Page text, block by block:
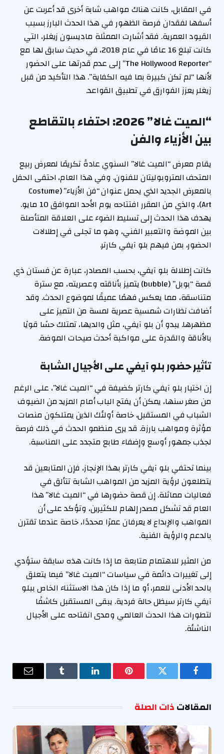
في المقابل، كانت هناك مواهب شابة أخرى قد أعربت عن
أسفها لفقدان فرصة الظهور في هذا الحدث البارز بسبب
القيود العمرية. فقد أشارت الممثلة ماديسون زيغلر، التي
كانت تبلغ 16 عامًا في عام 2018، في حديث سابق لها مع
“The Hollywood Reporter” إلى عدم قدرتها على الحضور
لأنها “لم تكن كبيرة بما فيه الكفاية”. هذا التأكيد من قبل
زيغلر يعزز الفوارق في تطبيق القواعد.
“الميت غالا” 2026: احتفاء بالتقاطع
بين الأزياء والفن
يقام معرض “الميت غالا” السنوي عادةً تكريمًا لمعرض ربيع
المتحف المتروبوليتان للفنون. وفي هذا العام، احتفى الحفل
بالمعرض الجديد الذي يحمل عنوان “فن الأزياء” (Costume
Art)، والذي من المقرر افتتاحه يوم الأحد الموافق 10 مايو.
يهدف هذا الحدث إلى تسليط الضوء على العلاقة المتأصلة
بين الموضة والتعبير الفني، وهو ما تجلى في إطلالات
الحضور، بمن فيهم بلو آيفي كارتر.
كانت إطلالة بلو آيفي، بحسب المصادر، عبارة عن فستان ذي
قصة “بوبل” (bubble) يتميز بأناقته وعصريته، مع سترة
متناسقة، مما يعكس فهمًا عميقًا لموضوع الحدث. وقد
أضافت نظارات شمسية عصرية لمسة من التميز على
مظهرها. يبدو أن بلو آيفي، مثل والديها، تمتلك حسًا قويًا
بالأناقة والقدرة على مواكبة أحدث صيحات الموضة.
تأثير حضور بلو آيفي على الأجيال الشابة
إن اختيار بلو آيفي كارتر كضيفة في “الميت غالا”، على الرغم
من صغر سنها، يمكن أن يفتح الباب أمام المزيد من الضيوف
الشباب في المستقبل، خاصة أولئك الذين يمتلكون منصات
مؤثرة ومواهب بارزة. قد يرى منظمو الحدث في ذلك فرصة
لجذب جمهور أوسع وإضفاء طابع متجدد على المناسبة.
بينما تحتفي بلو آيفي كارتر بهذا الإنجاز، فإن المتابعين قد
يتطلعون لرؤية المزيد من المواهب الشابة تتألق في
فعاليات مماثلة. إن قصة حضورها في “الميت غالا” هذا
العام قد تشكل مصدر إلهام للكثيرين، وتؤكد على أن
المواهب والإبداع لا يعرفان عمرًا محددًا، خاصة عندما تقترن
بالدعم والرؤية الفنية.
من المثير للاهتمام متابعة ما إذا كانت هذه سابقة ستؤدي
إلى تغييرات دائمة في سياسات “الميت غالا” فيما يتعلق
بالحد الأدنى للعمر، أو ما إذا كان هذا الاستثناء الخاص ببلو
آيفي كارتر سيظل حالة فردية. يبقى المستقبل كاشفًا
لتطورات هذا الحدث العالمي ومدى انفتاحه على الأجيال
الناشئة.
فيسبوك تويتر بينتيريستلينكدإن Tumblr
البريد
المقالاتذات الصلة